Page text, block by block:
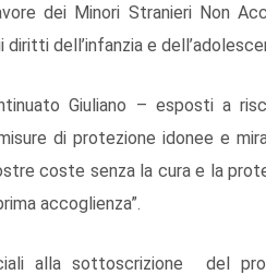
dei Minori Stranieri Non
dell’infanzia e
Giuliano – esposti a
di protezione idonee e
coste senza la cura e la
accoglienza”.
alla sottoscrizione del